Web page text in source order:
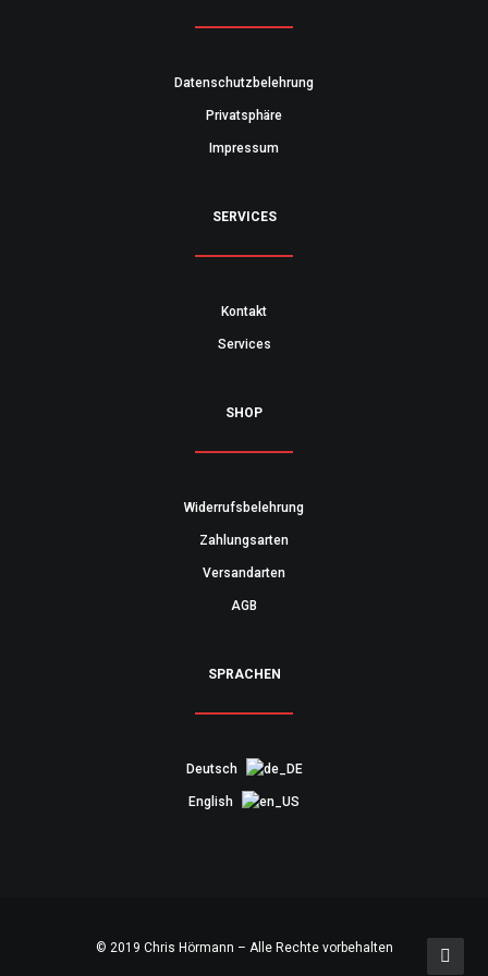
Datenschutzbelehrung
Privatsphäre
Impressum
SERVICES
Kontakt
Services
SHOP
Widerrufsbelehrung
Zahlungsarten
Versandarten
AGB
SPRACHEN
Deutsch
English
© 2019 Chris Hörmann – Alle Rechte vorbehalten